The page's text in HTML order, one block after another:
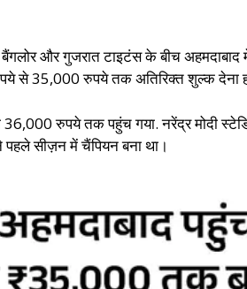
और गुजरात टाइटंस के बीच
से 35,000 रुपये तक अतिरिक्त शुल्क देना
36,000 रुपये तक पहुंच गया. नरेंद्र मोदी
सीज़न में चैंपियन बना था।